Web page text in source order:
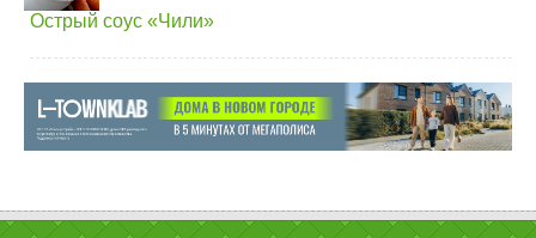
Острый соус «Чили»